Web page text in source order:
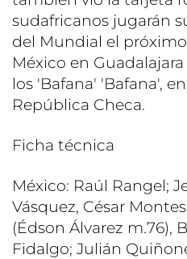
sudafricanos jugarán
del Mundial el
México en
los 'Bafana' 'Bafana',
República Checa.
Ficha técnica
México: Raúl Rangel;
Vásquez, César
(Édson Álvarez m.76),
Fidalgo; Julián